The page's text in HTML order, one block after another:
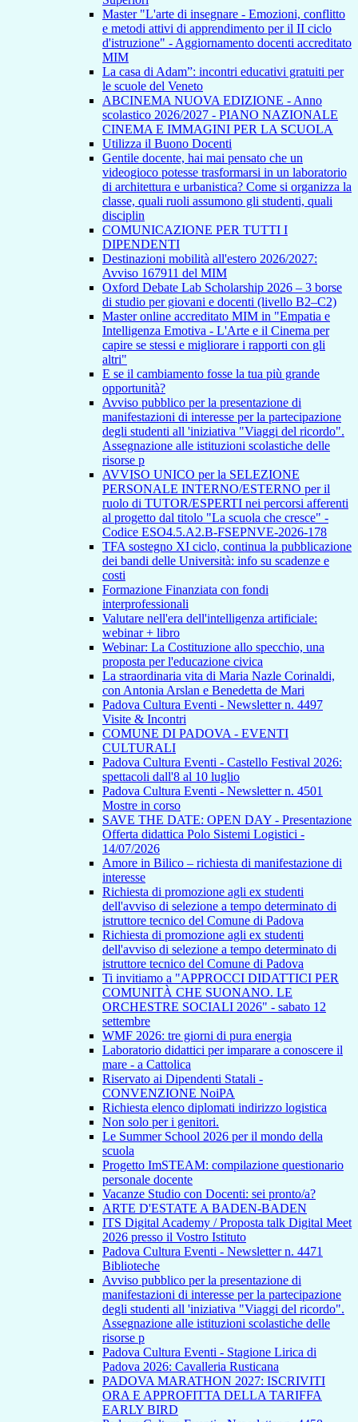
Master "L'arte di insegnare - Emozioni, conflitto
e metodi attivi di apprendimento per il II ciclo
d'istruzione" - Aggiornamento docenti accreditato
MIM
La casa di Adam”: incontri educativi gratuiti per
le scuole del Veneto
ABCINEMA NUOVA EDIZIONE - Anno
scolastico 2026/2027 - PIANO NAZIONALE
CINEMA E IMMAGINI PER LA SCUOLA
Utilizza il Buono Docenti
Gentile docente, hai mai pensato che un
videogioco potesse trasformarsi in un laboratorio
di architettura e urbanistica? Come si organizza la
classe, quali ruoli assumono gli studenti, quali
disciplin
COMUNICAZIONE PER TUTTI I
DIPENDENTI
Destinazioni mobilità all'estero 2026/2027:
Avviso 167911 del MIM
Oxford Debate Lab Scholarship 2026 – 3 borse
di studio per giovani e docenti (livello B2–C2)
Master online accreditato MIM in "Empatia e
Intelligenza Emotiva - L'Arte e il Cinema per
capire se stessi e migliorare i rapporti con gli
altri"
E se il cambiamento fosse la tua più grande
opportunità?
Avviso pubblico per la presentazione di
manifestazioni di interesse per la partecipazione
degli studenti all 'iniziativa "Viaggi del ricordo".
Assegnazione alle istituzioni scolastiche delle
risorse p
AVVISO UNICO per la SELEZIONE
PERSONALE INTERNO/ESTERNO per il
ruolo di TUTOR/ESPERTI nei percorsi afferenti
al progetto dal titolo "La scuola che cresce" -
Codice ESO4.5.A2.B-FSEPNVE-2026-178
TFA sostegno XI ciclo, continua la pubblicazione
dei bandi delle Università: info su scadenze e
costi
Formazione Finanziata con fondi
interprofessionali
Valutare nell'era dell'intelligenza artificiale:
webinar + libro
Webinar: La Costituzione allo specchio, una
proposta per l'educazione civica
La straordinaria vita di Maria Nazle Corinaldi,
con Antonia Arslan e Benedetta de Mari
Padova Cultura Eventi - Newsletter n. 4497
Visite & Incontri
COMUNE DI PADOVA - EVENTI
CULTURALI
Padova Cultura Eventi - Castello Festival 2026:
spettacoli dall'8 al 10 luglio
Padova Cultura Eventi - Newsletter n. 4501
Mostre in corso
SAVE THE DATE: OPEN DAY - Presentazione
Offerta didattica Polo Sistemi Logistici -
14/07/2026
Amore in Bilico – richiesta di manifestazione di
interesse
Richiesta di promozione agli ex studenti
dell'avviso di selezione a tempo determinato di
istruttore tecnico del Comune di Padova
Richiesta di promozione agli ex studenti
dell'avviso di selezione a tempo determinato di
istruttore tecnico del Comune di Padova
Ti invitiamo a "APPROCCI DIDATTICI PER
COMUNITÀ CHE SUONANO. LE
ORCHESTRE SOCIALI 2026" - sabato 12
settembre
WMF 2026: tre giorni di pura energia
Laboratorio didattici per imparare a conoscere il
mare - a Cattolica
Riservato ai Dipendenti Statali -
CONVENZIONE NoiPA
Richiesta elenco diplomati indirizzo logistica
Non solo per i genitori.
Le Summer School 2026 per il mondo della
scuola
Progetto ImSTEAM: compilazione questionario
personale docente
Vacanze Studio con Docenti: sei pronto/a?
ARTE D'ESTATE A BADEN-BADEN
ITS Digital Academy / Proposta talk Digital Meet
2026 presso il Vostro Istituto
Padova Cultura Eventi - Newsletter n. 4471
Biblioteche
Avviso pubblico per la presentazione di
manifestazioni di interesse per la partecipazione
degli studenti all 'iniziativa "Viaggi del ricordo".
Assegnazione alle istituzioni scolastiche delle
risorse p
Padova Cultura Eventi - Stagione Lirica di
Padova 2026: Cavalleria Rusticana
PADOVA MARATHON 2027: ISCRIVITI
ORA E APPROFITTA DELLA TARIFFA
EARLY BIRD